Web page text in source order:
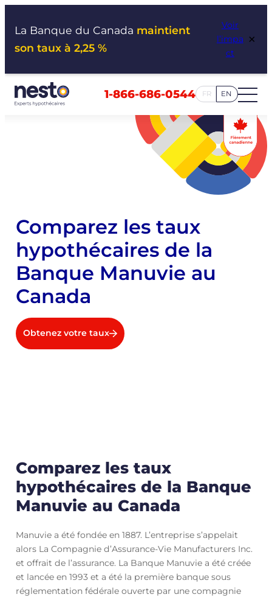
La Banque du Canada maintient
son taux à 2,25 %
Voir
l’impa
ct
×
1-866-686-0544 FR EN
Comparez les taux
hypothécaires de la
Banque Manuvie au
Canada
Obtenez votre taux
Comparez les taux
hypothécaires de la Banque
Manuvie au Canada
Manuvie a été fondée en 1887. L’entreprise s’appelait
alors La Compagnie d’Assurance-Vie Manufacturers Inc.
et offrait de l’assurance. La Banque Manuvie a été créée
et lancée en 1993 et a été la première banque sous
réglementation fédérale ouverte par une compagnie